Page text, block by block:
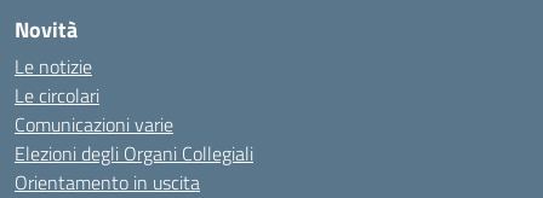
Novità
Le notizie
Le circolari
Comunicazioni varie
Elezioni degli Organi Collegiali
Orientamento in uscita